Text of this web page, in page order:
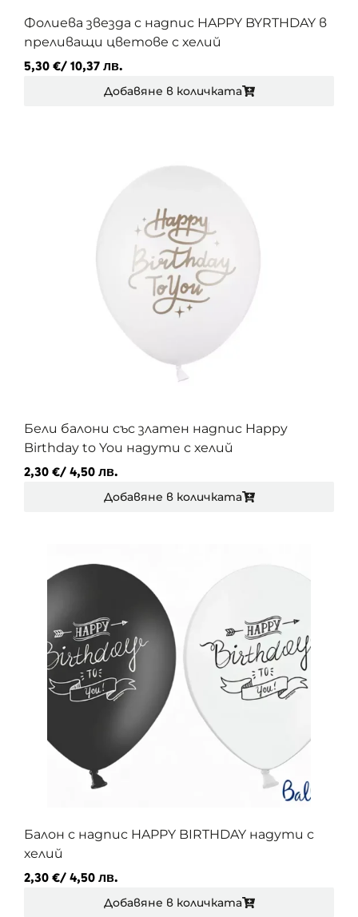
Фолиева звезда с надпис HAPPY BYRTHDAY в
преливащи цветове с хелий
5,30 €/ 10,37 лв.
Добавяне в количката
Бели балони със златен надпис Happy
Birthday to You надути с хелий
2,30 €/ 4,50 лв.
Добавяне в количката
Балон с надпис HAPPY BIRTHDAY надути с
хелий
2,30 €/ 4,50 лв.
Добавяне в количката